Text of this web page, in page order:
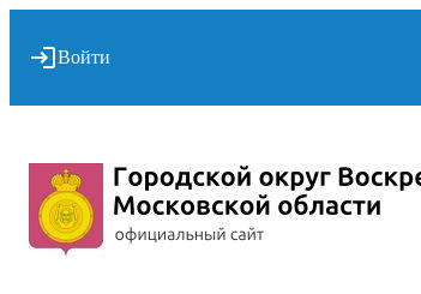
Войти